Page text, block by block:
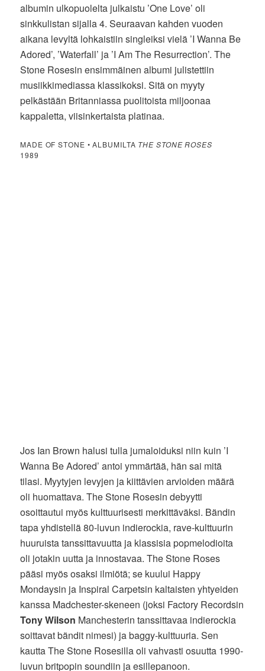
albumin ulkopuolelta julkaistu ’One Love’ oli
sinkkulistan sijalla 4. Seuraavan kahden vuoden
aikana levyltä lohkaistiin singleiksi vielä ’I Wanna Be
Adored’, ’Waterfall’ ja ’I Am The Resurrection’. The
Stone Rosesin ensimmäinen albumi julistettiin
musiikkimediassa klassikoksi. Sitä on myyty
pelkästään Britanniassa puolitoista miljoonaa
kappaletta, viisinkertaista platinaa.
MADE OF STONE • ALBUMILTA THE STONE ROSES
1989
Jos Ian Brown halusi tulla jumaloiduksi niin kuin ’I
Wanna Be Adored’ antoi ymmärtää, hän sai mitä
tilasi. Myytyjen levyjen ja kiittävien arvioiden määrä
oli huomattava. The Stone Rosesin debyytti
osoittautui myös kulttuurisesti merkittäväksi. Bändin
tapa yhdistellä 80-luvun indierockia, rave-kulttuurin
huuruista tanssittavuutta ja klassisia popmelodioita
oli jotakin uutta ja innostavaa. The Stone Roses
pääsi myös osaksi ilmiötä; se kuului Happy
Mondaysin ja Inspiral Carpetsin kaltaisten yhtyeiden
kanssa Madchester-skeneen (joksi Factory Recordsin
Tony Wilson Manchesterin tanssittavaa indierockia
soittavat bändit nimesi) ja baggy-kulttuuria. Sen
kautta The Stone Rosesilla oli vahvasti osuutta 1990-
luvun britpopin soundiin ja esillepanoon.